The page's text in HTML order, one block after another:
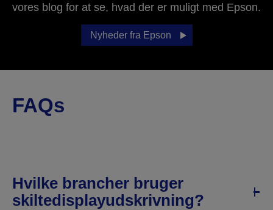
vores blog for at se, hvad der er muligt med Epson.
Nyheder fra Epson
FAQs
Hvilke brancher bruger
skiltedisplayudskrivning?